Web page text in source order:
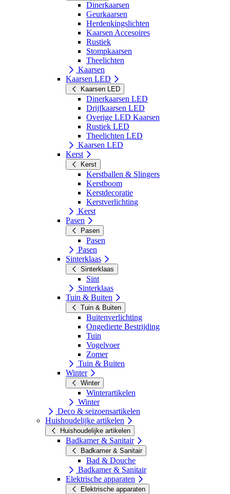
Dinerkaarsen
Geurkaarsen
Herdenkingslichten
Kaarsen Accesoires
Rustiek
Stompkaarsen
Theelichten
Kaarsen
Kaarsen LED
Kaarsen LED
Dinerkaarsen LED
Drijfkaarsen LED
Overige LED Kaarsen
Rustiek LED
Theelichten LED
Kaarsen LED
Kerst
Kerst
Kerstballen & Slingers
Kerstboom
Kerstdecoratie
Kerstverlichting
Kerst
Pasen
Pasen
Pasen
Pasen
Sinterklaas
Sinterklaas
Sint
Sinterklaas
Tuin & Buiten
Tuin & Buiten
Buitenverlichting
Ongedierte Bestrijding
Tuin
Vogelvoer
Zomer
Tuin & Buiten
Winter
Winter
Winterartikelen
Winter
Deco & seizoensartikelen
Huishoudelijke artikelen
Huishoudelijke artikelen
Badkamer & Sanitair
Badkamer & Sanitair
Bad & Douche
Badkamer & Sanitair
Elektrische apparaten
Elektrische apparaten